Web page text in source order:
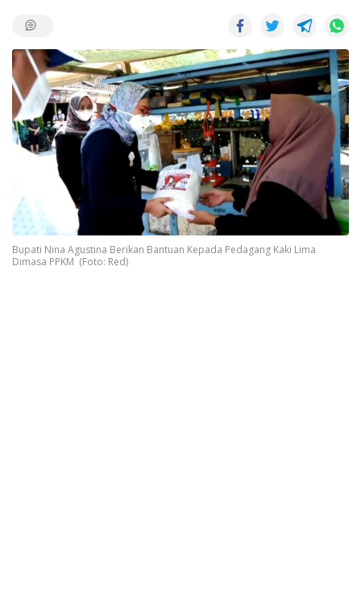
Bupati Nina Agustina Berikan Bantuan Kepada Pedagang Kaki Lima
Dimasa PPKM (Foto: Red)